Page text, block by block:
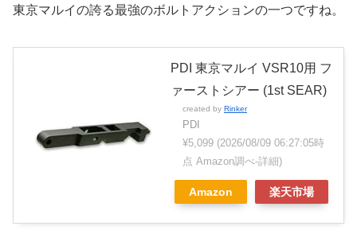
東京マルイの誇る最強のボルトアクションの一つですね。
PDI 東京マルイ VSR10用 フ
ァーストシアー (1st SEAR)
created by Rinker
PDI
¥5,099 (2026/08/09 06:27:05時
点 Amazon調べ-詳細)
Amazon 楽天市場